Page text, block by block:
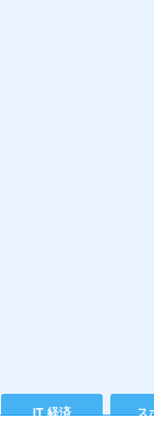
IT 経済 ス